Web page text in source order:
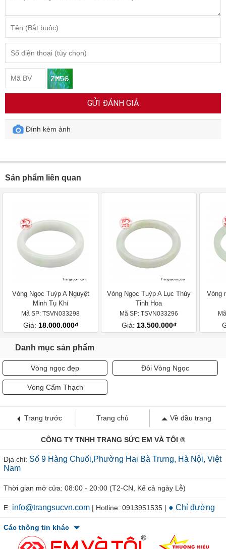
GỬI ĐÁNH GIÁ
Đính kèm ảnh
Sản phẩm liên quan
Vòng Ngọc Tuýp A Nguyệt
Minh Tụ Khí
Mã SP: TSVN033298
Giá: 18.000.000₫
Vòng Ngọc Tuýp A Lục Thủy
Tinh Hoa
Mã SP: TSVN033296
Giá: 13.500.000₫
Vòng
Danh mục sản phẩm
Vòng ngọc đẹp Đôi Vòng Ngọc
Vòng Cẩm Thạch
Trang trước Trang chủ Về đầu trang
CÔNG TY TNHH TRANG SỨC EM VÀ TÔI ®
Địa chỉ: Số 9 Hàng Chuối,Phường Hai Bà Trưng, Hà Nội, Việt
Nam
Thời gian mở cửa: 08:00 - 20:00 (T2-CN, Kể cả ngày Lễ)
E: info@trangsucvn.com | Hotline: 0913951535 | ● Chỉ đường
Các thông tin khác